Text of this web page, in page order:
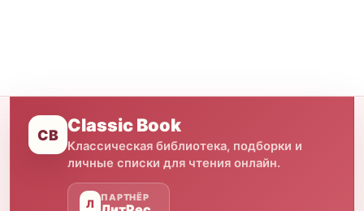
CB Classic Book
Классическая библиотека, подборки и
личные списки для чтения онлайн.
Л
ПАРТНЁР